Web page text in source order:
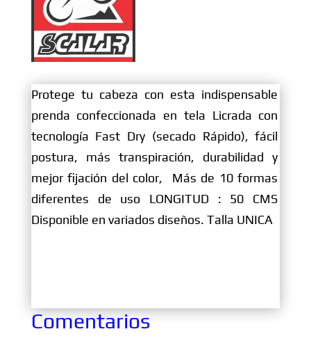
Protege tu cabeza con esta indispensable
prenda confeccionada en tela Licrada con
tecnología Fast Dry (secado Rápido), fácil
postura, más transpiración, durabilidad y
mejor fijación del color, Más de 10 formas
diferentes de uso LONGITUD : 50 CMS
Disponible en variados diseños. Talla UNICA
Comentarios